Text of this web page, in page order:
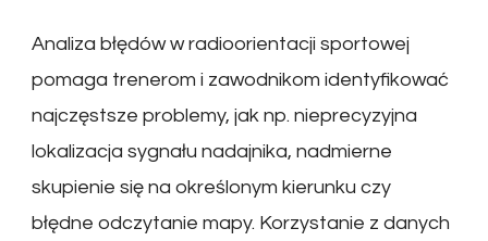
Analiza błędów w radioorientacji sportowej
pomaga trenerom i zawodnikom identyfikować
najczęstsze problemy, jak np. nieprecyzyjna
lokalizacja sygnału nadajnika, nadmierne
skupienie się na określonym kierunku czy
błędne odczytanie mapy. Korzystanie z danych